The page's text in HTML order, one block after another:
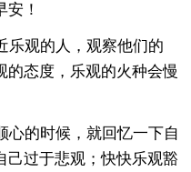
！
乐观的人，观察他们的
的态度，乐观的火种会慢
心的时候，就回忆一下自
己过于悲观；快快乐观豁